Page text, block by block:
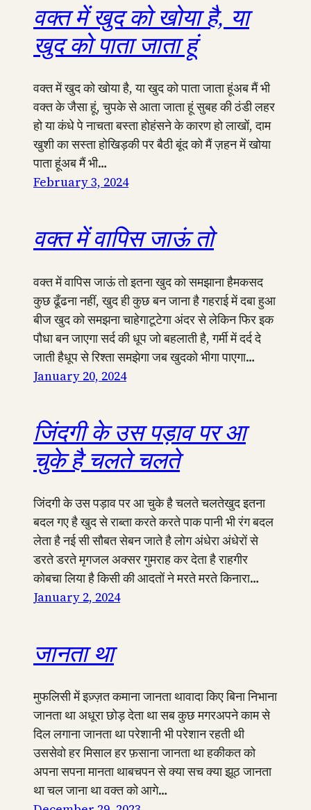
वक्त में खुद को खोया है, या
खुद को पाता जाता हूं
वक्त में खुद को खोया है, या खुद को पाता जाता हूंअब मैं भी
वक्त के जैसा हूं, चुपके से आता जाता हूं सुबह की ठंडी लहर
हो या कंधे पे नाचता बस्ता होहंसने के कारण हो लाखों, दाम
खुशी का सस्ता होखिड़की पर बैठी बूंद को मैं ज़हन में खोया
पाता हूंअब मैं भी…
February 3, 2024
वक्त में वापिस जाऊं तो
वक्त में वापिस जाऊं तो इतना खुद को समझाना हैमकसद
कुछ ढूँढना नहीं, खुद ही कुछ बन जाना है गहराई में दबा हुआ
बीज खुद को समझना चाहेगाटूटेगा अंदर से लेकिन फिर इक
पौधा बन जाएगा सर्द की धूप जो बहलाती है, गर्मी में दर्द दे
जाती हैधूप से रिश्ता समझेगा जब खुदको भीगा पाएगा…
January 20, 2024
जिंदगी के उस पड़ाव पर आ
चुके है चलते चलते
जिंदगी के उस पड़ाव पर आ चुके है चलते चलतेखुद इतना
बदल गए है खुद से राब्ता करते करते पाक पानी भी रंग बदल
लेता है नई सी सौबत सेबन जाते है लोग अंधेरा अंधेरों से
डरते डरते मृगजल अक्सर गुमराह कर देता है राहगीर
कोबचा लिया है किसी की आदतों ने मरते मरते किनारा…
January 2, 2024
जानता था
मुफलिसी में इज़्ज़त कमाना जानता थावादा किए बिना निभाना
जानता था अधूरा छोड़ देता था सब कुछ मगरअपने काम से
दिल लगाना जानता था परेशानी भी परेशान रहती थी
उससेवो हर मिसाल हर फ़साना जानता था हकीकत को
अपना सपना मानता थाबचपन से क्या सच क्या झूठ जानता
था चल जाना था वक्त को आगे…